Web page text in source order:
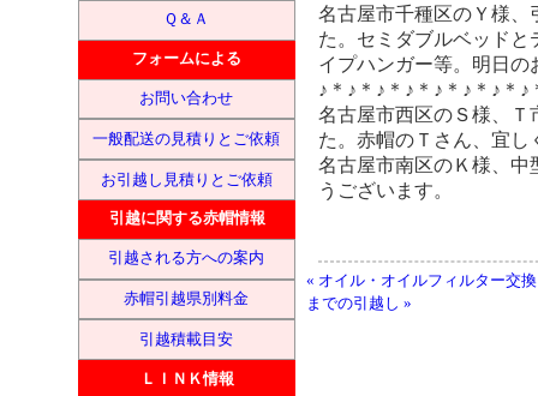
Ｑ＆Ａ
フォームによる
お問い合わせ
一般配送の見積りとご依頼
お引越し見積りとご依頼
引越に関する赤帽情報
引越される方への案内
赤帽引越県別料金
引越積載目安
ＬＩＮＫ情報
名古屋市千種区のＹ様、
た。セミダブルベッド
イプハンガー等。明日
♪＊♪＊♪＊♪＊♪＊♪＊♪＊
名古屋市西区のＳ様、Ｔ
た。赤帽のＴさん、宜し
名古屋市南区のＫ様、中
うございます。
« オイル・オイルフィルター交
までの引越し »